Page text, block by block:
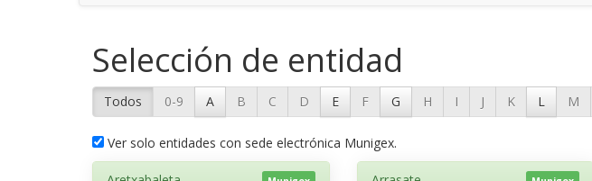
Selección de entidad
Todos 0-9 A B C D E F G H I J K L M
Ver solo entidades con sede electrónica Munigex.